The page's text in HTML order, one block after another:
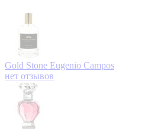
Gold Stone Eugenio Campos
нет отзывов